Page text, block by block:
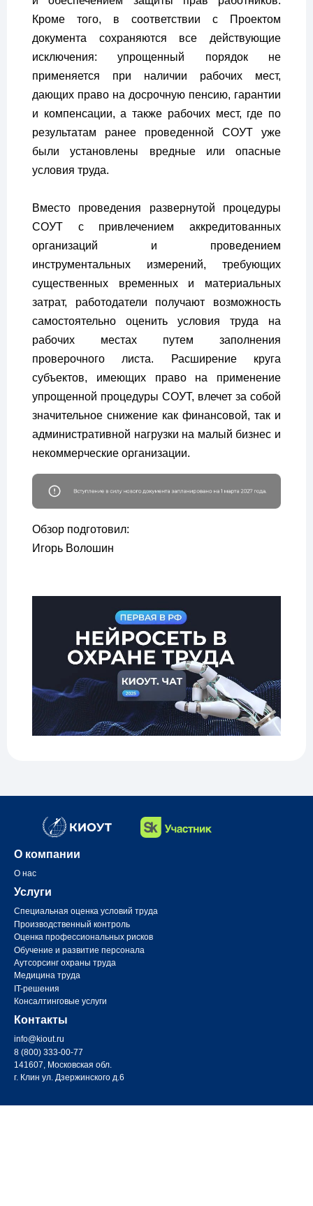
Кроме того, в соответствии с Проектом
документа сохраняются все действующие
исключения: упрощенный порядок не
применяется при наличии рабочих мест,
дающих право на досрочную пенсию, гарантии
и компенсации, а также рабочих мест, где по
результатам ранее проведенной СОУТ уже
были установлены вредные или опасные
условия труда.
Вместо проведения развернутой процедуры
СОУТ с привлечением аккредитованных
организаций и проведением
инструментальных измерений, требующих
существенных временных и материальных
затрат, работодатели получают возможность
самостоятельно оценить условия труда на
рабочих местах путем заполнения
проверочного листа. Расширение круга
субъектов, имеющих право на применение
упрощенной процедуры СОУТ, влечет за собой
значительное снижение как финансовой, так и
административной нагрузки на малый бизнес и
некоммерческие организации.
Обзор подготовил:
Игорь Волошин
О компании
О нас
Услуги
Специальная оценка условий труда
Производственный контроль
Оценка профессиональных рисков
Обучение и развитие персонала
Аутсорсинг охраны труда
Медицина труда
IT-решения
Консалтинговые услуги
Контакты
info@kiout.ru
8 (800) 333-00-77
141607, Московская обл.
г. Клин ул. Дзержинского д.6